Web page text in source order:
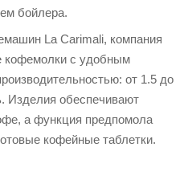
бойлера.
La Carimali, компания
кофемолки с удобным
от 1.5 до
Изделия обеспечивают
а функция предпомола
кофейные таблетки.